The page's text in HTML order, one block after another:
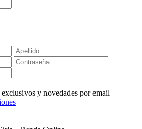
y novedades por email